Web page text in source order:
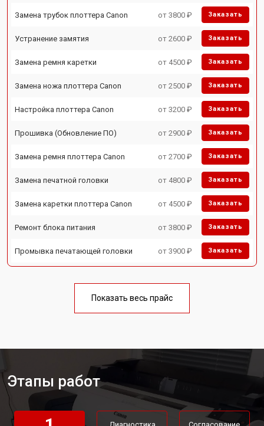
Замена трубок плоттера Canon от 3800 ₽ Заказать
Устранение замятия от 2600 ₽ Заказать
Замена ремня каретки от 4500 ₽ Заказать
Замена ножа плоттера Canon от 2500 ₽ Заказать
Настройка плоттера Canon от 3200 ₽ Заказать
Прошивка (Обновление ПО) от 2900 ₽ Заказать
Замена ремня плоттера Canon от 2700 ₽ Заказать
Замена печатной головки от 4800 ₽ Заказать
Замена каретки плоттера Canon от 4500 ₽ Заказать
Ремонт блока питания от 3800 ₽ Заказать
Промывка печатающей головки от 3900 ₽ Заказать
Показать весь прайс
Этапы работ